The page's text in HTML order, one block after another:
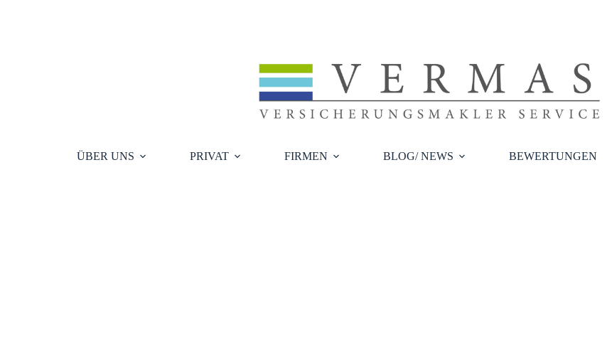
ÜBER UNS PRIVAT FIRMEN BLOG/ NEWS BEWERTUNGEN